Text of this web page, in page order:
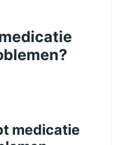
medicatie